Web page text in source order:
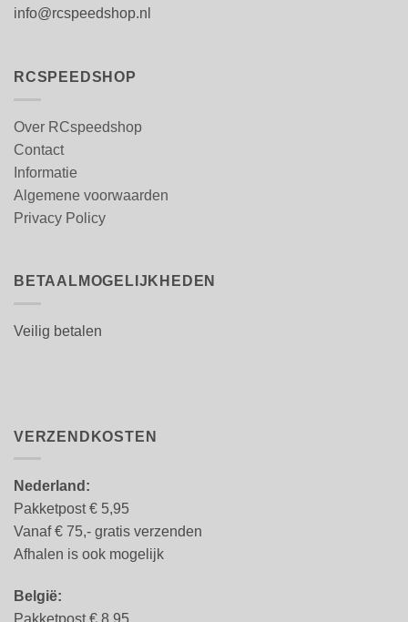
info@rcspeedshop.nl
RCSPEEDSHOP
Over RCspeedshop
Contact
Informatie
Algemene voorwaarden
Privacy Policy
BETAALMOGELIJKHEDEN
Veilig betalen
VERZENDKOSTEN
Nederland:
Pakketpost € 5,95
Vanaf € 75,- gratis verzenden
Afhalen is ook mogelijk
België:
Pakketpost € 8.95